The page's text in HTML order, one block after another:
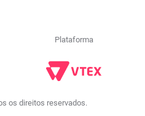
Plataforma
os direitos reservados.